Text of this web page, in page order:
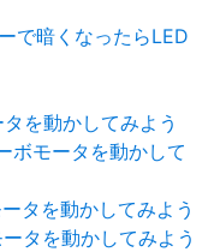
で暗くなったらLED
を動かしてみよう
ボモータを動かして
タを動かしてみよう
タを動かしてみよう